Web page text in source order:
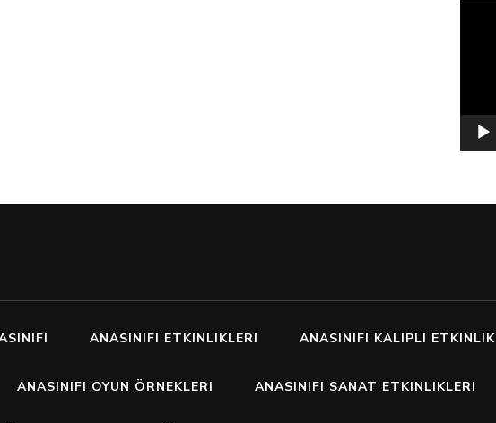
ANASINIFI ETKINLIKLERI ANASINIFI KALIPLI ETKINLIK
ANASINIFI OYUN ÖRNEKLERI ANASINIFI SANAT ETKINLIKLERI